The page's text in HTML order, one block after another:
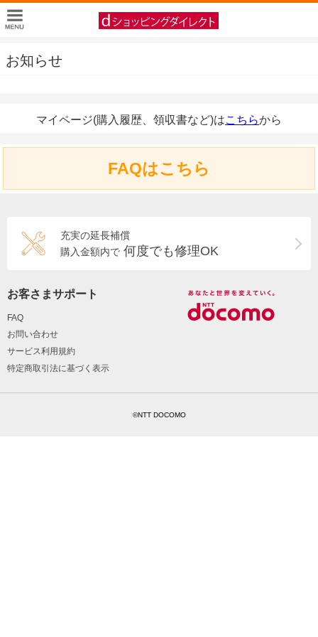
お知らせ
マイページ(購入履歴、領収書など)はこちらから
FAQはこちら
充実の延長補償
購入金額内で 何度でも修理OK
お客さまサポート
FAQ
お問い合わせ
サービス利用規約
特定商取引法に基づく表示
©NTT DOCOMO